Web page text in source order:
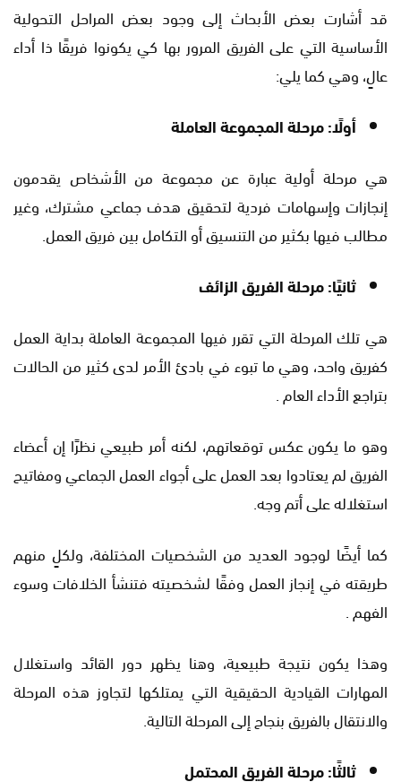
قد أشارت بعض الأبحاث إلى وجود بعض المراحل التحولية
الأساسية التي على الفريق المرور بها كي يكونوا فريقًا ذا أداء
عالٍ، وهي كما يلي:
أولًا: مرحلة المجموعة العاملة
هي مرحلة أولية عبارة عن مجموعة من الأشخاص يقدمون
إنجازات وإسهامات فردية لتحقيق هدف جماعي مشترك، وغير
مطالب فيها بكثير من التنسيق أو التكامل بين فريق العمل.
ثانيًا: مرحلة الفريق الزائف
هي تلك المرحلة التي تقرر فيها المجموعة العاملة بداية العمل
كفريق واحد، وهي ما تبوء في بادئ الأمر لدى كثير من الحالات
بتراجع الأداء العام .
وهو ما يكون عكس توقعاتهم، لكنه أمر طبيعي نظرًا إن أعضاء
الفريق لم يعتادوا بعد العمل على أجواء العمل الجماعي ومفاتيح
استغلاله على أتم وجه.
كما أيضًا لوجود العديد من الشخصيات المختلفة، ولكلٍ منهم
طريقته في إنجاز العمل وفقًا لشخصيته فتنشأ الخلافات وسوء
الفهم .
وهذا يكون نتيجة طبيعية، وهنا يظهر دور القائد واستغلال
المهارات القيادية الحقيقية التي يمتلكها لتجاوز هذه المرحلة
والانتقال بالفريق بنجاح إلى المرحلة التالية.
ثالثًا: مرحلة الفريق المحتمل